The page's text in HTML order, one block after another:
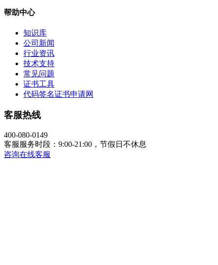
帮助中心
知识库
公司新闻
行业资讯
技术支持
常见问题
证书工具
代码签名证书申请网
客服热线
400-080-0149
客服服务时段：9:00-21:00，节假日不休息
咨询在线客服